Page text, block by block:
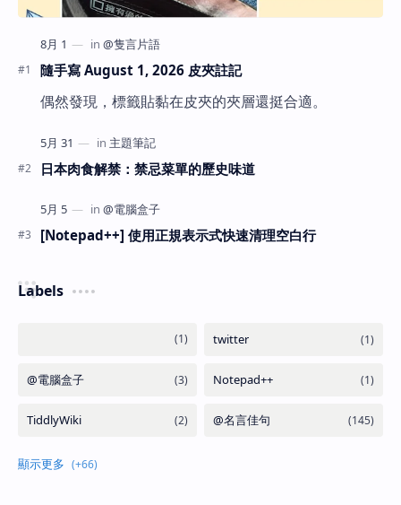
隨手寫 August 1, 2026 皮夾註記
偶然發現，標籤貼黏在皮夾的夾層還挺合適。
日本肉食解禁：禁忌菜單的歷史味道
[Notepad++] 使用正規表示式快速清理空白行
Labels